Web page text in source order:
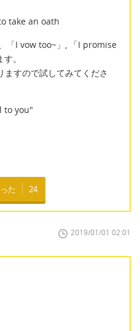
take an oath
「I vow too~」, 「I promise
。
ますので試してみてくださ
to you"
た 24
2019/01/01 02:01